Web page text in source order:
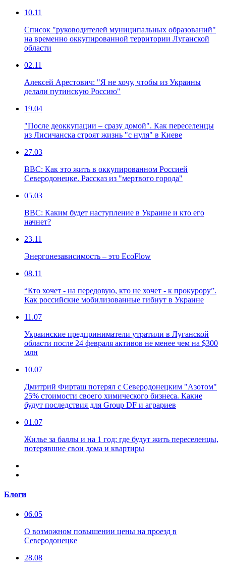
10.11
Список "руководителей муниципальных образований"
на временно оккупированной территории Луганской
области
02.11
Алексей Арестович: "Я не хочу, чтобы из Украины
делали путинскую Россию"
19.04
"После деоккупации – сразу домой". Как переселенцы
из Лисичанска строят жизнь "с нуля" в Киеве
27.03
ВВС: Как это жить в оккупированном Россией
Северодонецке. Рассказ из "мертвого города"
05.03
ВВС: Каким будет наступление в Украине и кто его
начнет?
23.11
Энергонезависимость – это EcoFlow
08.11
“Кто хочет - на передовую, кто не хочет - к прокурору”.
Как российские мобилизованные гибнут в Украине
11.07
Украинские предприниматели утратили в Луганской
области после 24 февраля активов не менее чем на $300
млн
10.07
Дмитрий Фирташ потерял с Северодонецким "Азотом"
25% стоимости своего химического бизнеса. Какие
будут последствия для Group DF и аграриев
01.07
Жилье за баллы и на 1 год: где будут жить переселенцы,
потерявшие свои дома и квартиры
Блоги
06.05
О возможном повышении цены на проезд в
Северодонецке
28.08